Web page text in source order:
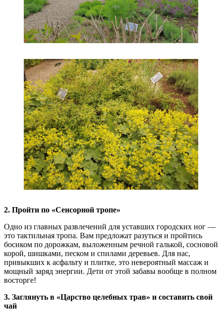
2. Пройти по «Сенсорной тропе»
Одно из главных развлечений для уставших городских ног —
это тактильная тропа. Вам предложат разуться и пройтись
босиком по дорожкам, выложенным речной галькой, сосновой
корой, шишками, песком и спилами деревьев. Для нас,
привыкших к асфальту и плитке, это невероятный массаж и
мощный заряд энергии. Дети от этой забавы вообще в полном
восторге!
3. Заглянуть в «Царство целебных трав» и составить свой
чай